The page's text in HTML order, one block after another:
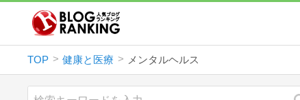
TOP 健康と医療 メンタルヘルス